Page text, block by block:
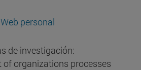
Web personal
de investigación:
of organizations processes